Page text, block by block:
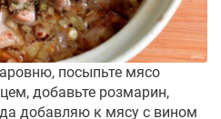
посыпьте мясо
добавьте розмарин,
добавляю к мясу с вином